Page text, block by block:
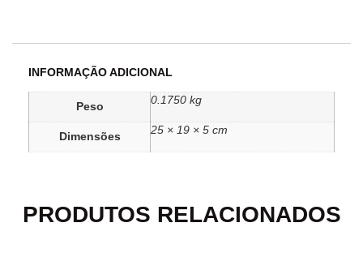
INFORMAÇÃO ADICIONAL
Peso
0.1750 kg
Dimensões
25 × 19 × 5 cm
PRODUTOS RELACIONADOS